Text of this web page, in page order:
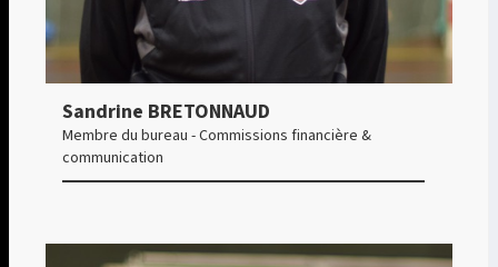
Sandrine BRETONNAUD
Membre du bureau - Commissions financière &
communication